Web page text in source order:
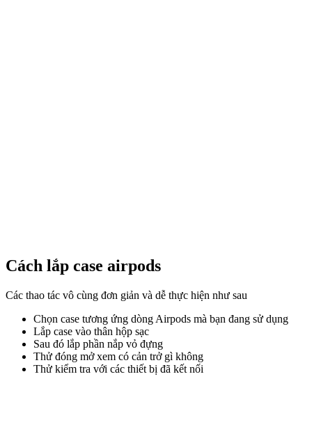
Cách lắp case airpods
Các thao tác vô cùng đơn giản và dễ thực hiện như sau
Chọn case tương ứng dòng Airpods mà bạn đang sử dụng
Lắp case vào thân hộp sạc
Sau đó lắp phần nắp vỏ đựng
Thử đóng mở xem có cản trở gì không
Thử kiểm tra với các thiết bị đã kết nối